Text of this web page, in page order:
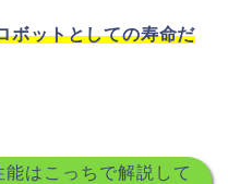
ボットとしての寿命だ
能はこっちで解説して